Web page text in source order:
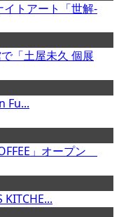
トアート「世解-
「土屋未久 個展
Fu...
」オープン